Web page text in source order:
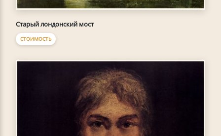
Старый лондонский мост
СТОИМОСТЬ